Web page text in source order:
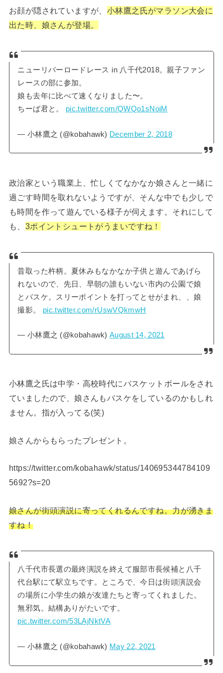
お顔が隠されていますが、 小林鷹之氏がマラソン大会に
出た時、娘さんが登場。
ニューリバーロードレース in 八千代2018。親子ファン
レースの部に参加。
娘も去年に比べて速くなりました〜。
ちーば君と。 pic.twitter.com/QWQo1sNoiM
— 小林鷹之 (@kobahawk) December 2, 2018
政治家という職業上、忙しくてなかなか娘さんと一緒に
過ごす時間を取れないようですが、そんな中でも少しで
も時間を作って遊んでいる様子が伺えます。それにして
も、 3ポイントシュートがうまいですね！
昔取った杵柄。夏休みもなかなか子供と遊んであげら
れないので、先日、早朝の誰もいない市内の公園で娘
とバスケ。スリーポイントを打ってとせがまれ、、娘
撮影。 pic.twitter.com/rUswVQkmwH
— 小林鷹之 (@kobahawk)August 14, 2021
小林鷹之氏は中学・高校時代にバスケットボールをされ
ていましたので、娘さんもバスケをしているのかもしれ
ません。指が入ってる(笑)
娘さんからもらったプレゼント。
https://twitter.com/kobahawk/status/140695344784109
5692?s=20
娘さんが街頭演説に寄ってくれるんですね。力が湧きま
すね！
八千代市長選の最終演説を終えて服部市長候補と八千
代台駅にて駅立ちです。ところで、今日は街頭演説会
の場所に小学生の娘が友達たちと寄ってくれました。
無邪気。結構ありがたいです。
pic.twitter.com/53LAjNktVA
— 小林鷹之 (@kobahawk) May 22, 2021